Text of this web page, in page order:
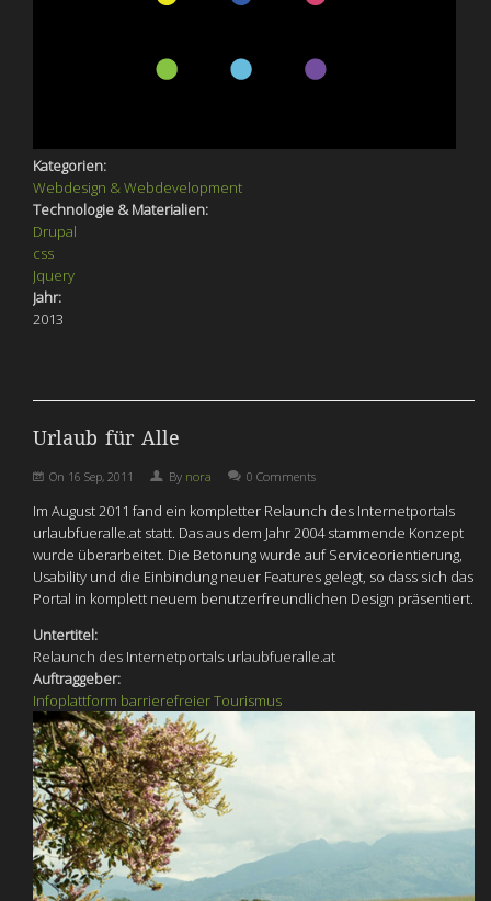
Kategorien:
Webdesign & Webdevelopment
Technologie & Materialien:
Drupal
css
Jquery
Jahr:
2013
Urlaub für Alle
On 16 Sep, 2011 By nora 0 Comments
Im August 2011 fand ein kompletter Relaunch des Internetportals
urlaubfueralle.at statt. Das aus dem Jahr 2004 stammende Konzept
wurde überarbeitet. Die Betonung wurde auf Serviceorientierung,
Usability und die Einbindung neuer Features gelegt, so dass sich das
Portal in komplett neuem benutzerfreundlichen Design präsentiert.
Untertitel:
Relaunch des Internetportals urlaubfueralle.at
Auftraggeber:
Infoplattform barrierefreier Tourismus